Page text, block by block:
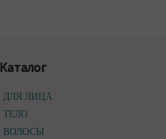
Каталог
ДЛЯ ЛИЦА
ТЕЛО
ВОЛОСЫ